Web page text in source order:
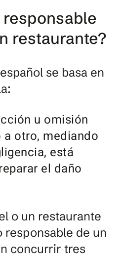
responsable
restaurante?
se basa en
u omisión
a otro, mediando
está
el daño
o un restaurante
responsable de un
concurrir tres